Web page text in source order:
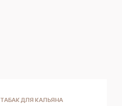
ТАБАК ДЛЯ КАЛЬЯНА